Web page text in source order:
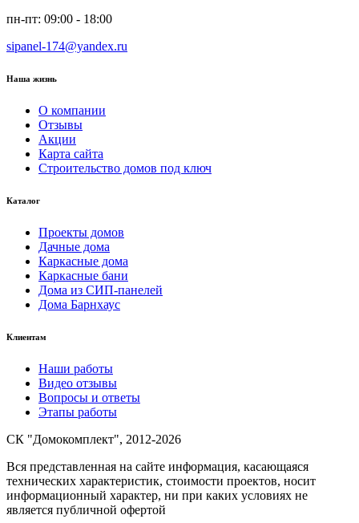
пн-пт: 09:00 - 18:00
sipanel-174@yandex.ru
Наша жизнь
О компании
Отзывы
Акции
Карта сайта
Строительство домов под ключ
Каталог
Проекты домов
Дачные дома
Каркасные дома
Каркасные бани
Дома из СИП-панелей
Дома Барнхаус
Клиентам
Наши работы
Видео отзывы
Вопросы и ответы
Этапы работы
СК "Домокомплект", 2012-2026
Вся представленная на сайте информация, касающаяся
технических характеристик, стоимости проектов, носит
информационный характер, ни при каких условиях не
является публичной офертой